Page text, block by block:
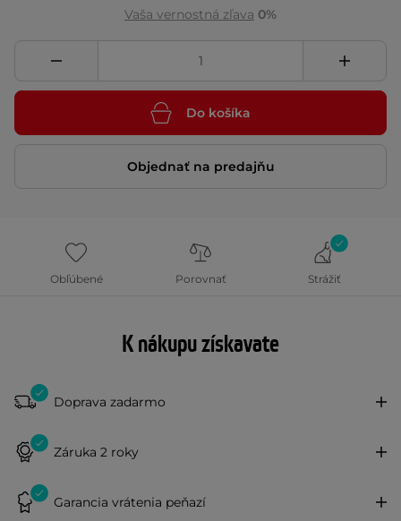
Vaša vernostná zľava 0%
Do košíka
Objednať na predajňu
Obľúbené Porovnať Strážiť
K nákupu získavate
Doprava zadarmo
Záruka 2 roky
Garancia vrátenia peňazí